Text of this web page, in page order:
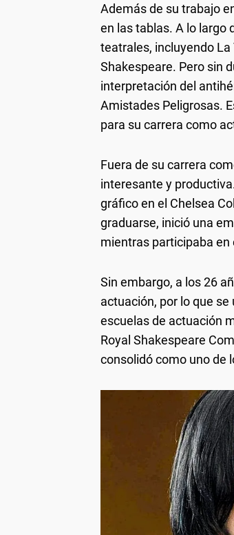
Además de su trabajo
en las tablas. A lo largo
teatrales, incluyendo
Shakespeare. Pero sin
interpretación del
Amistades Peligrosas.
para su carrera como
Fuera de su carrera
interesante y
gráfico en el Chelsea
graduarse, inició una
mientras participaba en
Sin embargo, a los 26
actuación, por lo que
escuelas de actuación
Royal Shakespeare
consolidó como uno de